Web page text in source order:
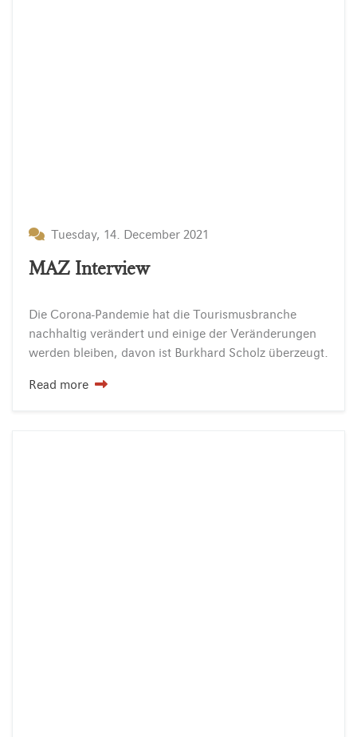
Tuesday, 14. December 2021
MAZ Interview
Die Corona-Pandemie hat die Tourismusbranche
nachhaltig verändert und einige der Veränderungen
werden bleiben, davon ist Burkhard Scholz überzeugt.
Read more